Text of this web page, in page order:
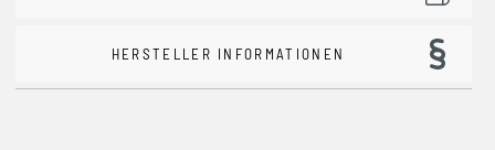
HERSTELLER INFORMATIONEN